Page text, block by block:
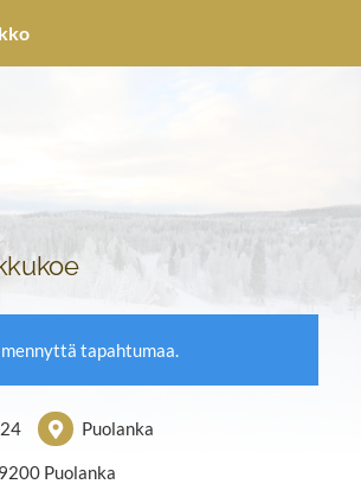
Kennel-kerho ry
tapahtumaa.
Puolanka
Puolanka